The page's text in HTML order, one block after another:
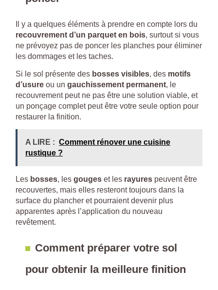
Il y a quelques éléments à prendre en compte lors du
recouvrement d’un parquet en bois, surtout si vous
ne prévoyez pas de poncer les planches pour éliminer
les dommages et les taches.
Si le sol présente des bosses visibles, des motifs
d’usure ou un gauchissement permanent, le
recouvrement peut ne pas être une solution viable, et
un ponçage complet peut être votre seule option pour
restaurer la finition.
A LIRE : Comment rénover une cuisine
rustique ?
Les bosses, les gouges et les rayures peuvent être
recouvertes, mais elles resteront toujours dans la
surface du plancher et pourraient devenir plus
apparentes après l’application du nouveau
revêtement.
Comment préparer votre sol
pour obtenir la meilleure finition